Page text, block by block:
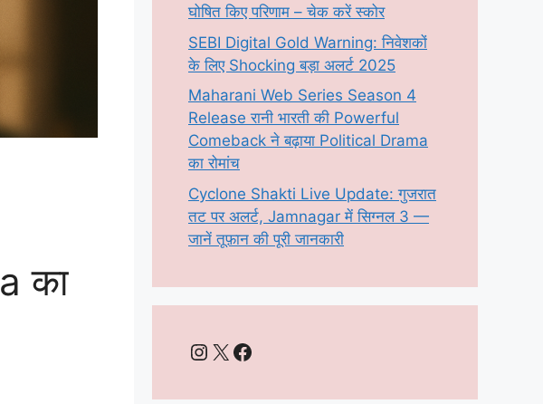
का
घोषित किए परिणाम – चेक करें स्कोर
SEBI Digital Gold Warning: निवेशकों
के लिए Shocking बड़ा अलर्ट 2025
Maharani Web Series Season 4
Release रानी भारती की Powerful
Comeback ने बढ़ाया Political Drama
का रोमांच
Cyclone Shakti Live Update: गुजरात
तट पर अलर्ट, Jamnagar में सिग्नल 3 —
जानें तूफ़ान की पूरी जानकारी
Instagram
X Facebook